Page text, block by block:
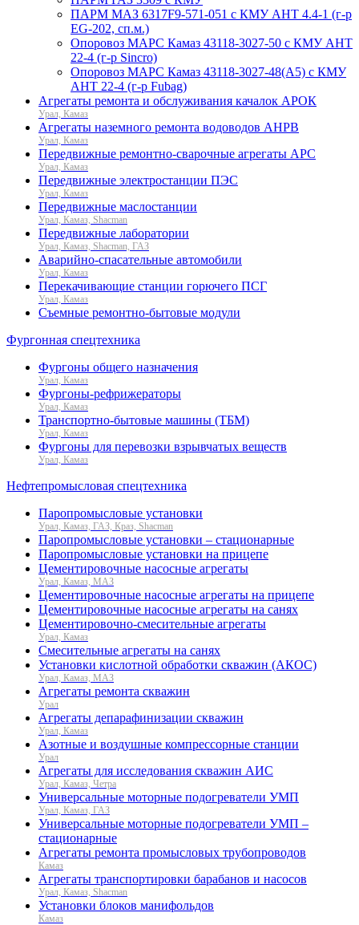
ПАРМ МАЗ 6317F9-571-051 с КМУ АНТ 4.4-1 (г-р
EG-202, сп.м.)
Опоровоз МАРС Камаз 43118-3027-50 с КМУ АНТ
22-4 (г-р Sincro)
Опоровоз МАРС Камаз 43118-3027-48(A5) с КМУ
АНТ 22-4 (г-р Fubag)
Агрегаты ремонта и обслуживания качалок АРОК
Урал, Камаз
Агрегаты наземного ремонта водоводов АНРВ
Урал, Камаз
Передвижные ремонтно-сварочные агрегаты АРС
Урал, Камаз
Передвижные электростанции ПЭС
Урал, Камаз
Передвижные маслостанции
Урал, Камаз, Shacman
Передвижные лаборатории
Урал, Камаз, Shacman, ГАЗ
Аварийно-спасательные автомобили
Урал, Камаз
Перекачивающие станции горючего ПСГ
Урал, Камаз
Съемные ремонтно-бытовые модули
Фургонная спецтехника
Фургоны общего назначения
Урал, Камаз
Фургоны-рефрижераторы
Урал, Камаз
Транспортно-бытовые машины (ТБМ)
Урал, Камаз
Фургоны для перевозки взрывчатых веществ
Урал, Камаз
Нефтепромысловая спецтехника
Паропромысловые установки
Урал, Камаз, ГАЗ, Краз, Shacman
Паропромысловые установки – стационарные
Паропромысловые установки на прицепе
Цементировочные насосные агрегаты
Урал, Камаз, МАЗ
Цементировочные насосные агрегаты на прицепе
Цементировочные насосные агрегаты на санях
Цементировочно-смесительные агрегаты
Урал, Камаз
Смесительные агрегаты на санях
Установки кислотной обработки скважин (АКОС)
Урал, Камаз, МАЗ
Агрегаты ремонта скважин
Урал
Агрегаты депарафинизации скважин
Урал, Камаз
Азотные и воздушные компрессорные станции
Урал
Агрегаты для исследования скважин АИС
Урал, Камаз, Четра
Универсальные моторные подогреватели УМП
Урал, Камаз, ГАЗ
Универсальные моторные подогреватели УМП –
стационарные
Агрегаты ремонта промысловых трубопроводов
Камаз
Агрегаты транспортировки барабанов и насосов
Урал, Камаз, Shacman
Установки блоков манифольдов
Камаз